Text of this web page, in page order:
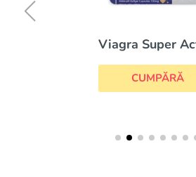
Viagra Super
CUMPĂRĂ